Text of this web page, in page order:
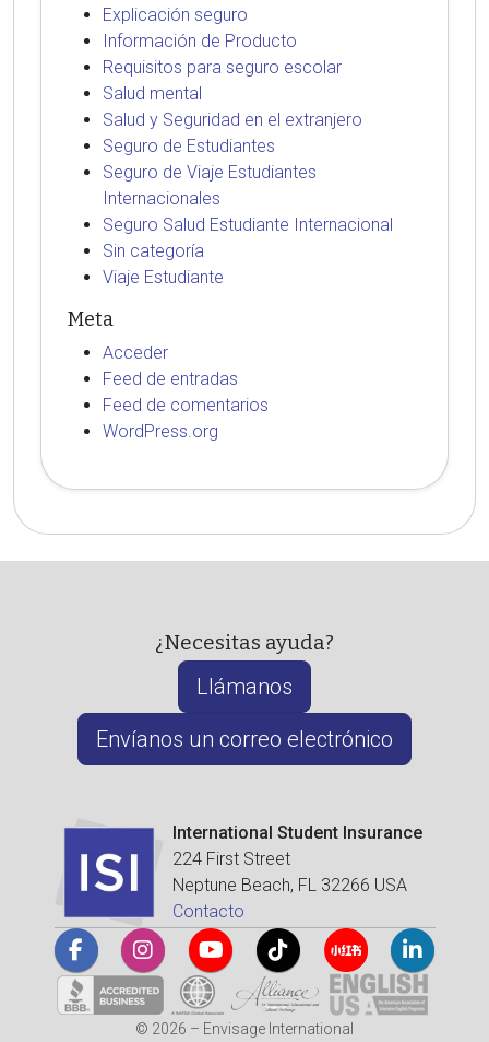
Explicación seguro
Información de Producto
Requisitos para seguro escolar
Salud mental
Salud y Seguridad en el extranjero
Seguro de Estudiantes
Seguro de Viaje Estudiantes
Internacionales
Seguro Salud Estudiante Internacional
Sin categoría
Viaje Estudiante
Meta
Acceder
Feed de entradas
Feed de comentarios
WordPress.org
¿Necesitas ayuda?
Llámanos
Envíanos un correo electrónico
International Student Insurance
224 First Street
Neptune Beach, FL 32266 USA
Contacto
© 2026 – Envisage International